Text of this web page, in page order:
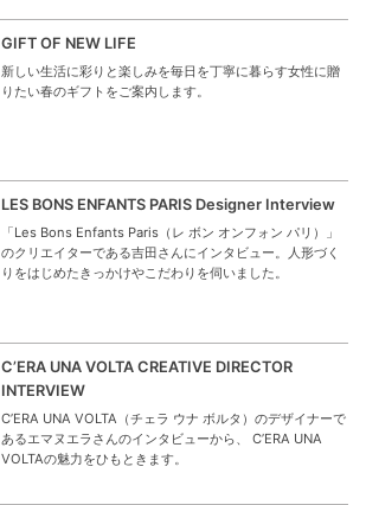
GIFT OF NEW LIFE
新しい生活に彩りと楽しみを毎日を丁寧に暮らす女性に贈
りたい春のギフトをご案内します。
LES BONS ENFANTS PARIS Designer Interview
「Les Bons Enfants Paris（レ ボン オンフォン パリ）」
のクリエイターである吉田さんにインタビュー。人形づく
りをはじめたきっかけやこだわりを伺いました。
C’ERA UNA VOLTA CREATIVE DIRECTOR
INTERVIEW
C’ERA UNA VOLTA（チェラ ウナ ボルタ）のデザイナーで
あるエマヌエラさんのインタビューから、 C’ERA UNA
VOLTAの魅力をひもときます。